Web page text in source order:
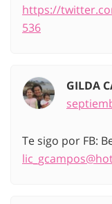
https://
536
GILDA
Te sigo por FB: